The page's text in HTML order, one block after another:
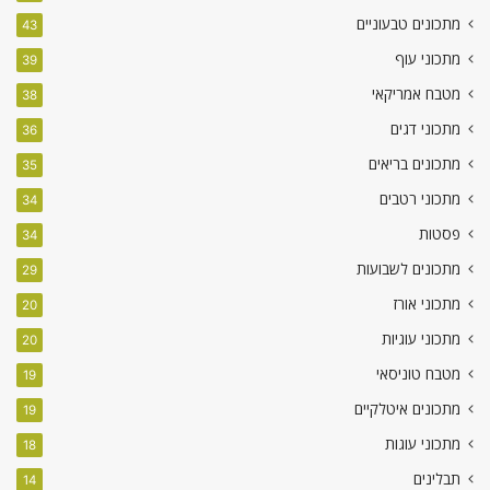
מתכונים טבעוניים 43
מתכוני עוף 39
מטבח אמריקאי 38
מתכוני דגים 36
מתכונים בריאים 35
מתכוני רטבים 34
פסטות 34
מתכונים לשבועות 29
מתכוני אורז 20
מתכוני עוגיות 20
מטבח טוניסאי 19
מתכונים איטלקיים 19
מתכוני עוגות 18
תבלינים 14